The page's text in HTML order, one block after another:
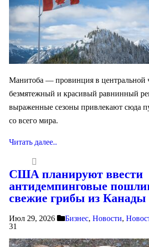
Манитоба‌ —‌ ‌провинция в центральной
безмятежный и красивый равнинный
выраженные сезоны привлекают сюда
со всего мира.
Читать далее..
США планируют ввести
антидемпинговые
свежие грибы из Канады
Июл 29, 2026 Бизнес, Новости,
31